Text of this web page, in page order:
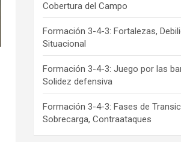
Cobertura del Campo
Formación 3-4-3: Fortalezas,
Situacional
Formación 3-4-3: Juego por las
Solidez defensiva
Formación 3-4-3: Fases de
Sobrecarga, Contraataques